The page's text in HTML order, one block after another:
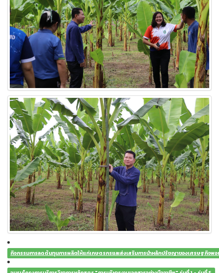
กิจกรรมการลดต้นทุนการผลิตให้แก่เกษตรกรและส่งเสริมการนำหลักปรัชญาของเศรษฐกิจพอ